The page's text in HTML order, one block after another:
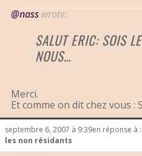
@nass wrote:
SALUT ERIC: SOIS
NOUS…
Merci.
Et comme on dit chez vous :
septembre 6, 2007 à 9:39en réponse à :
les non résidants